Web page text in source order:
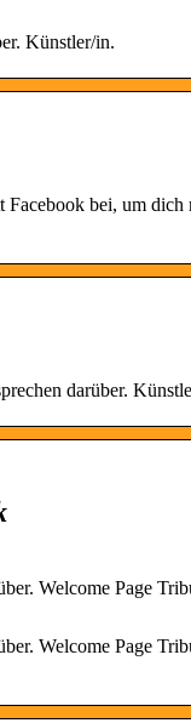
Künstler/in.
bei, um
darüber.
Welcome Page
Welcome Page